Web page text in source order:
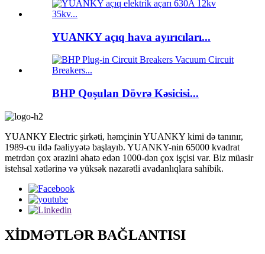
YUANKY açıq hava ayırıcıları...
BHP Qoşulan Dövrə Kəsicisi...
YUANKY Electric şirkəti, həmçinin YUANKY kimi də tanınır,
1989-cu ildə fəaliyyətə başlayıb. YUANKY-nin 65000 kvadrat
metrdən çox ərazini əhatə edən 1000-dən çox işçisi var. Biz müasir
istehsal xətlərinə və yüksək nəzarətli avadanlıqlara sahibik.
XİDMƏTLƏR BAĞLANTISI